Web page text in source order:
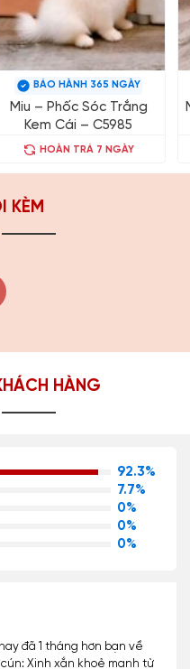
BẢO HÀNH 365 NGÀY
Miu – Phốc Sóc Trắng
Kem Cái – C5985
HOÀN TRẢ 7 NGÀY
KÈM
HÀNG
92.3%
7.7%
0%
0%
0%
đã 1 tháng hơn bạn về
Xinh xắn khoẻ mạnh từ